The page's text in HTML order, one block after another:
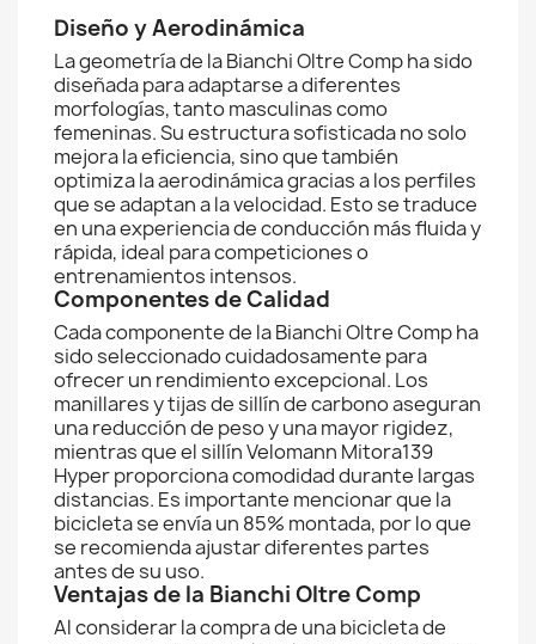
Diseño y Aerodinámica
La geometría de la Bianchi Oltre Comp ha sido
diseñada para adaptarse a diferentes
morfologías, tanto masculinas como
femeninas. Su estructura sofisticada no solo
mejora la eficiencia, sino que también
optimiza la aerodinámica gracias a los perfiles
que se adaptan a la velocidad. Esto se traduce
en una experiencia de conducción más fluida y
rápida, ideal para competiciones o
entrenamientos intensos.
Componentes de Calidad
Cada componente de la Bianchi Oltre Comp ha
sido seleccionado cuidadosamente para
ofrecer un rendimiento excepcional. Los
manillares y tijas de sillín de carbono aseguran
una reducción de peso y una mayor rigidez,
mientras que el sillín Velomann Mitora139
Hyper proporciona comodidad durante largas
distancias. Es importante mencionar que la
bicicleta se envía un 85% montada, por lo que
se recomienda ajustar diferentes partes
antes de su uso.
Ventajas de la Bianchi Oltre Comp
Al considerar la compra de una bicicleta de